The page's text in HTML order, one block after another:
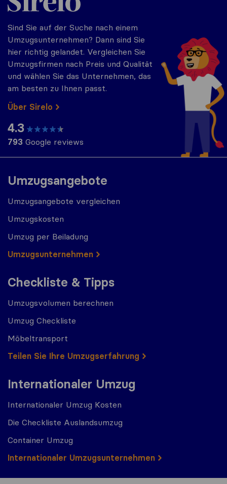
Umzugsangebote
Umzugsangebote vergleichen
Umzugskosten
Umzug per Beiladung
Umzugs​​unternehmen
Checkliste & Tipps
Umzugsvolumen berechnen
Umzug Checkliste
Möbeltransport
Teilen Sie Ihre Umzugserfahrung
Internationaler Umzug
Internationaler Umzug Kosten
Die Checkliste Auslandsumzug
Container Umzug
Internationaler Umzugsunternehmen
Sind Sie auf der Suche nach einem
Umzugsunternehmen? Dann sind Sie
hier richtig gelandet. Vergleichen Sie
Umzugsfirmen nach Preis und Qualität
und wählen Sie das Unternehmen, das
am besten zu Ihnen passt.
Über Sirelo
4.3
793 Google reviews